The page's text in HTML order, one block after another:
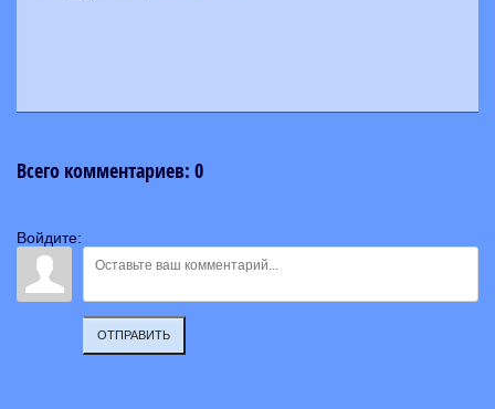
Всего комментариев: 0
Войдите:
ОТПРАВИТЬ